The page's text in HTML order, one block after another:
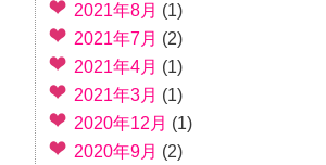
2021年8月 (1)
2021年7月 (2)
2021年4月 (1)
2021年3月 (1)
2020年12月 (1)
2020年9月 (2)